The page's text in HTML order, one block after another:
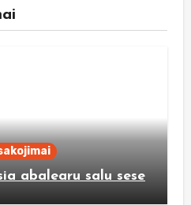
abalearu salu sese